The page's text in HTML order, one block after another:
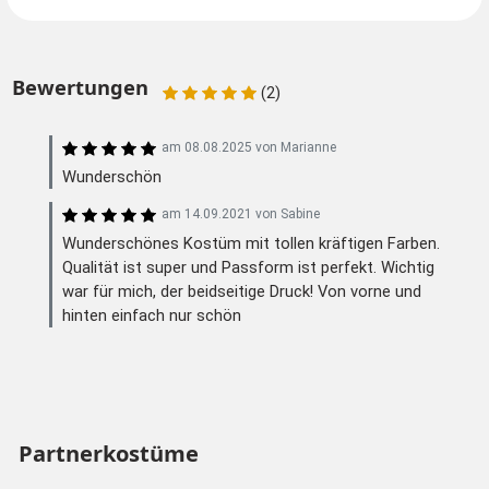
Bewertungen (2)
am 08.08.2025 von Marianne
Wunderschön
am 14.09.2021 von Sabine
Wunderschönes Kostüm mit tollen kräftigen Farben.
Qualität ist super und Passform ist perfekt. Wichtig
war für mich, der beidseitige Druck! Von vorne und
hinten einfach nur schön
Partnerkostüme